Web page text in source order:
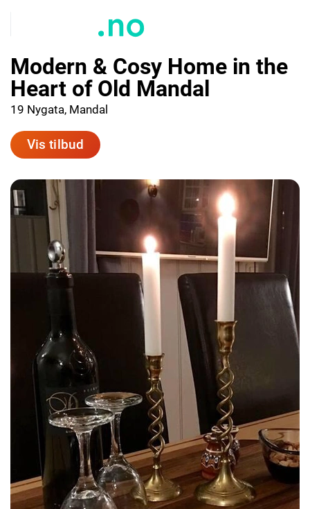
Modern & Cosy Home in the
Heart of Old Mandal
19 Nygata, Mandal
Vis tilbud